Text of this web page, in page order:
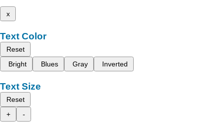
x
Text Color
Reset
Bright
Blues Gray Inverted
Text Size
Reset
+
-